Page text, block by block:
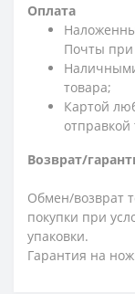
Оплата
Почты при
товара;
Картой
отправкой
Возврат/
Обмен/возврат
покупки при
упаковки.
Гарантия на